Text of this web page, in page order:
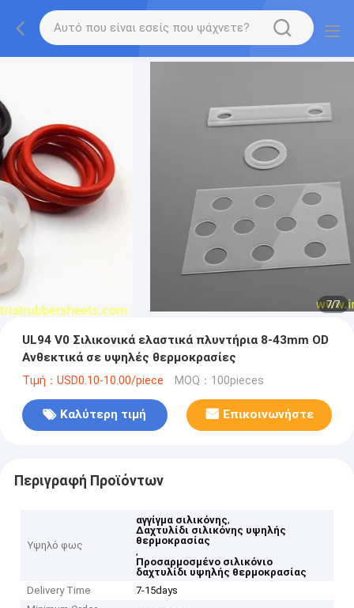
7/7
UL94 V0 Σιλικονικά ελαστικά πλυντήρια 8-43mm OD
Ανθεκτικά σε υψηλές θερμοκρασίες
Τιμή：USD0.10-10.00/piece MOQ：100pieces
Καλύτερη τιμή Επικοινωνήστε
Περιγραφή Προϊόντων
Υψηλό φως
αγγίγμα σιλικόνης,
Δαχτυλίδι σιλικόνης υψηλής
θερμοκρασίας
,
Προσαρμοσμένο σιλικόνιο
δαχτυλίδι υψηλής θερμοκρασίας
Delivery Time
7-15days